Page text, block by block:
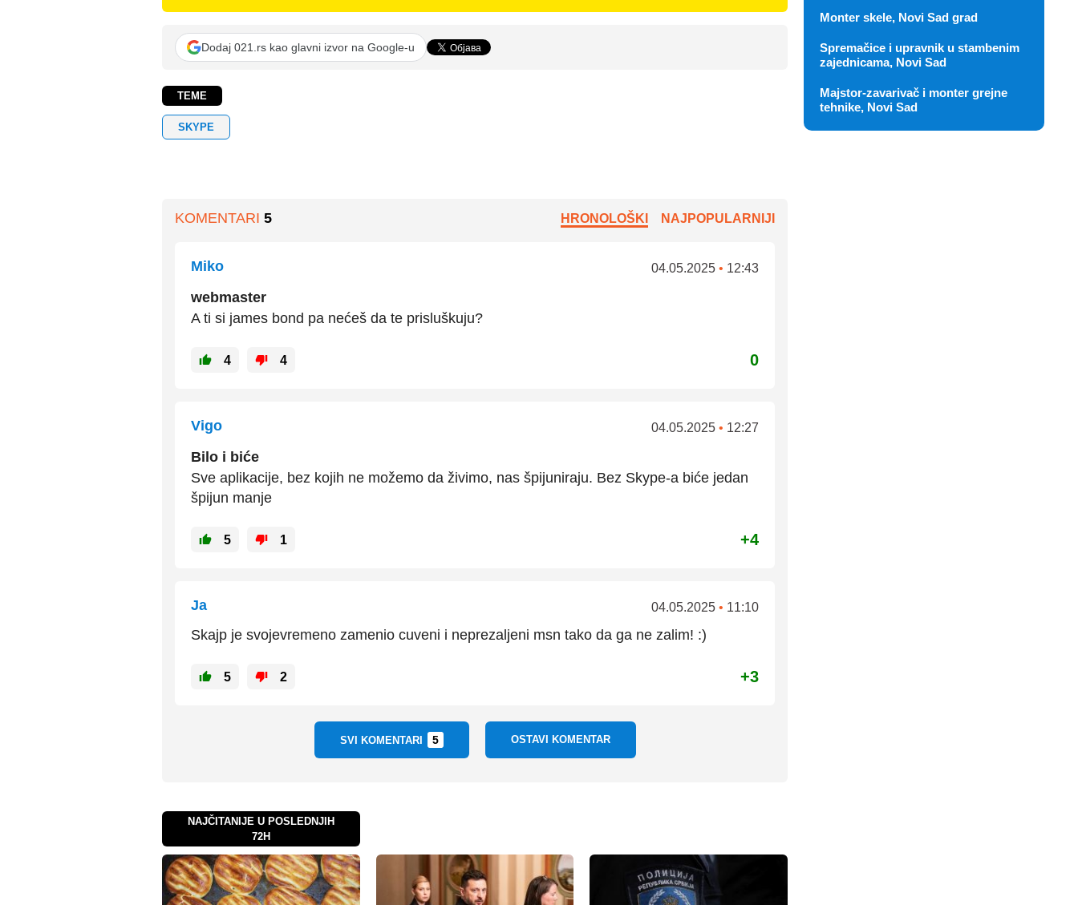
Dodaj 021.rs kao glavni izvor na Google-u
TEME
SKYPE
KOMENTARI 5 HRONOLOŠKI NAJPOPULARNIJI
Miko 04.05.2025 • 12:43
webmaster
A ti si james bond pa nećeš da te prisluškuju?
4 4 0
Vigo 04.05.2025 • 12:27
Bilo i biće
Sve aplikacije, bez kojih ne možemo da živimo, nas špijuniraju. Bez Skype-a biće jedan
špijun manje
5 1 +4
Ja 04.05.2025 • 11:10
Skajp je svojevremeno zamenio cuveni i neprezaljeni msn tako da ga ne zalim! :)
5 2 +3
SVI KOMENTARI 5 OSTAVI KOMENTAR
NAJČITANIJE U POSLEDNJIH
72H
Monter skele, Novi Sad grad
Spremačice i upravnik u stambenim
zajednicama, Novi Sad
Majstor-zavarivač i monter grejne
tehnike, Novi Sad